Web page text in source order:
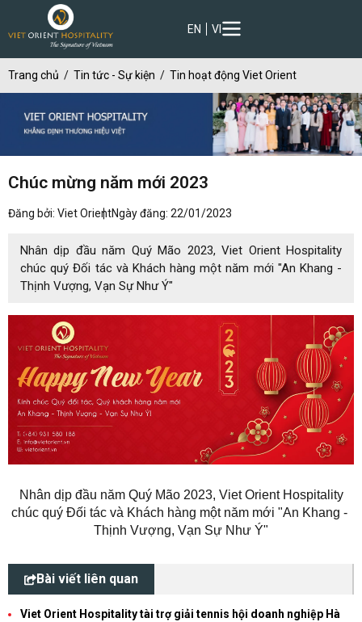
EN VI
Trang chủ Tin tức - Sự kiện Tin hoạt động Viet Orient
Chúc mừng năm mới 2023
Đăng bởi: Viet OrientNgày đăng: 22/01/2023
Nhân dịp đầu năm Quý Mão 2023, Viet Orient Hospitality
chúc quý Đối tác và Khách hàng một năm mới "An Khang -
Thịnh Vượng, Vạn Sự Như Ý"
Nhân dịp đầu năm Quý Mão 2023, Viet Orient Hospitality
chúc quý Đối tác và Khách hàng một năm mới "An Khang -
Thịnh Vượng, Vạn Sự Như Ý"
Bài viết liên quan
Viet Orient Hospitality tài trợ giải tennis hội doanh nghiệp Hà